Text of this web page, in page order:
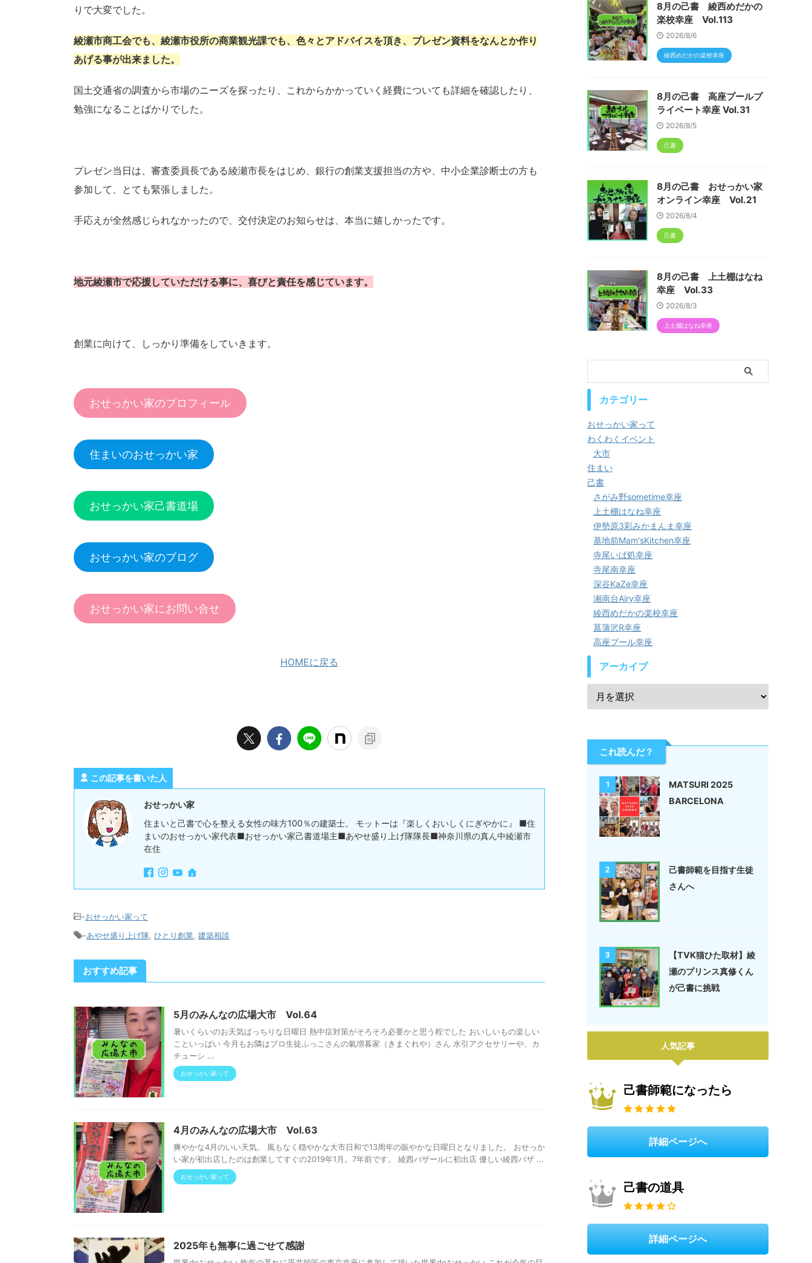
りで大変でした。
綾瀬市商工会でも、綾瀬市役所の商業観光課でも、色々とアドバイスを頂き、プレゼン資料をなんとか作り
あげる事が出来ました。
国土交通省の調査から市場のニーズを探ったり、これからかかっていく経費についても詳細を確認したり、
勉強になることばかりでした。
プレゼン当日は、審査委員長である綾瀬市長をはじめ、銀行の創業支援担当の方や、中小企業診断士の方も
参加して、とても緊張しました。
手応えが全然感じられなかったので、交付決定のお知らせは、本当に嬉しかったです。
地元綾瀬市で応援していただける事に、喜びと責任を感じています。
創業に向けて、しっかり準備をしていきます。
おせっかい家のプロフィール
住まいのおせっかい家
おせっかい家己書道場
おせっかい家のブログ
おせっかい家にお問い合せ
HOMEに戻る
この記事を書いた人
おせっかい家
住まいと己書で心を整える女性の味方100％の建築士。 モットーは『楽しくおいしくにぎやかに』 ■住
まいのおせっかい家代表■おせっかい家己書道場主■あやせ盛り上げ隊隊長■神奈川県の真ん中綾瀬市
在住
-おせっかい家って
-あやせ盛り上げ隊, ひとり創業, 建築相談
おすすめ記事
5月のみんなの広場大市 Vol.64
暑いくらいのお天気ばっちりな日曜日 熱中症対策がそろそろ必要かと思う程でした おいしいもの楽しい
こといっぱい 今月もお隣はプロ生徒ふっこさんの氣増暮家（きまぐれや）さん 水引アクセサリーや、カ
チューシ ...
おせっかい家って
4月のみんなの広場大市 Vol.63
爽やかな4月のいい天気。 風もなく穏やかな大市日和で13周年の賑やかな日曜日となりました。 おせっか
い家が初出店したのは創業してすぐの2019年1月。7年前です。 綾西バザールに初出店 優しい綾西バザ ...
おせっかい家って
2025年も無事に過ごせて感謝
8月の己書 綾西めだかの
楽校幸座 Vol.113
2026/8/6
綾西めだかの楽校幸座
8月の己書 高座プールプ
ライベート幸座 Vol.31
2026/8/5
己書
8月の己書 おせっかい家
オンライン幸座 Vol.21
2026/8/4
己書
8月の己書 上土棚はなね
幸座 Vol.33
2026/8/3
上土棚はなね幸座
カテゴリー
おせっかい家って
わくわくイベント
大市
住まい
己書
さがみ野sometime幸座
上土棚はなね幸座
伊勢原3彩みかまんま幸座
基地前Mam'sKitchen幸座
寺尾いば処幸座
寺尾南幸座
深谷KaZe幸座
湘南台Airy幸座
綾西めだかの楽校幸座
菖蒲沢R幸座
高座プール幸座
アーカイブ
これ読んだ？
1
MATSURI 2025
BARCELONA
2
己書師範を目指す生徒
さんへ
3
【TVK猫ひた取材】綾
瀬のプリンス真修くん
が己書に挑戦
人気記事
己書師範になったら
詳細ページへ
己書の道具
詳細ページへ